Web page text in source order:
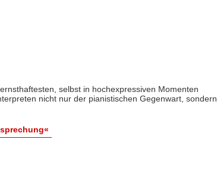
selbst in hochexpressiven Momenten
nicht nur der pianistischen Gegenwart, sondern